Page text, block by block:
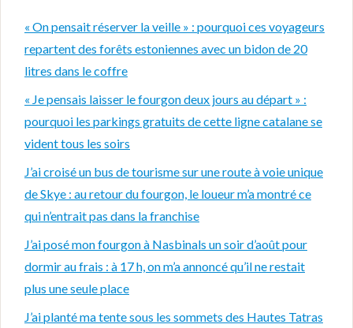
« On pensait réserver la veille » : pourquoi ces voyageurs
repartent des forêts estoniennes avec un bidon de 20
litres dans le coffre
« Je pensais laisser le fourgon deux jours au départ » :
pourquoi les parkings gratuits de cette ligne catalane se
vident tous les soirs
J’ai croisé un bus de tourisme sur une route à voie unique
de Skye : au retour du fourgon, le loueur m’a montré ce
qui n’entrait pas dans la franchise
J’ai posé mon fourgon à Nasbinals un soir d’août pour
dormir au frais : à 17 h, on m’a annoncé qu’il ne restait
plus une seule place
J’ai planté ma tente sous les sommets des Hautes Tatras